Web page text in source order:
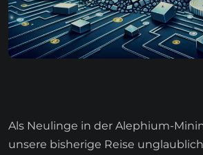
Als Neulinge in der Alephium-
unsere bisherige Reise unglaublich